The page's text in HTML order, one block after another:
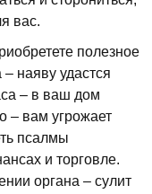
вас.
полезное
наяву удастся
– в ваш дом
– вам угрожает
псалмы
и торговле.
органа – сулит